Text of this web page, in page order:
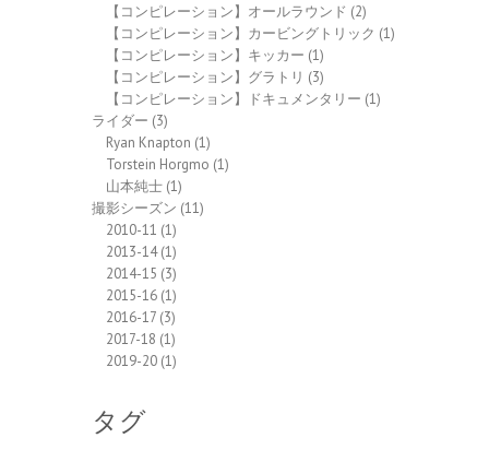
【コンピレーション】オールラウンド (2)
【コンピレーション】カービングトリック (1)
【コンピレーション】キッカー (1)
【コンピレーション】グラトリ (3)
【コンピレーション】ドキュメンタリー (1)
ライダー (3)
Ryan Knapton (1)
Torstein Horgmo (1)
山本純士 (1)
撮影シーズン (11)
2010-11 (1)
2013-14(1)
2014-15 (3)
2015-16 (1)
2016-17 (3)
2017-18 (1)
2019-20 (1)
タグ